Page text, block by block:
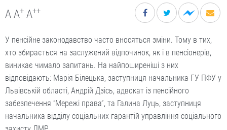
A A+ A++
У пенсійне законодавство часто вносяться зміни. Тому в тих,
хто збирається на заслужений відпочинок, як і в пенсіонерів,
виникає чимало запитань. На найпоширеніші з них
відповідають: Марія Білецька, заступниця начальника ГУ ПФУ у
Львівській області, Андрій Дзісь, адвокат із пенсійного
забезпечення “Мережі права”, та Галина Луць, заступниця
начальника відділу соціальних гарантій управління соціального